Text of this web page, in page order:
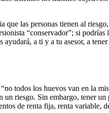
las personas tienen al
“conservador”; si
ayudará, a ti y a tu asesor, a
todos los huevos van en la
un riesgo. Sin embargo, tener
de renta fija, renta variable,